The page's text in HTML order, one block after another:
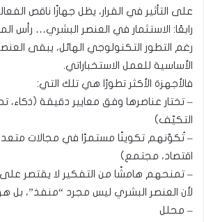
على التأثير في القرار، يظل جهازًا ناقص
رابعًا: الاستثمار في العنصر البشري… رأس
رغم التطور التكنولوجي الهائل، يبقى
الأساسية للعمل الاستخباراتي.
فالأجهزة الأكثر تطورًا هي تلك التي:
– تختار عناصرها وفق معايير دقيقة (ذكاء،
التكيّف)
– تُكوّنهم تكوينًا مستمرًا في مجالات
اقتصاد، مجتمع)
– تمنحهم هامشًا من التفكير لا يقتصر على
لأن العنصر البشري ليس مجرد “منفذ”، بل
– محلل